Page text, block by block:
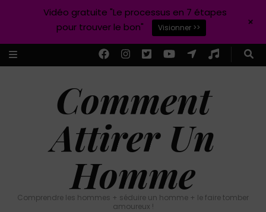
Comment
Attirer Un
Homme
Comprendre les hommes + séduire un homme + le faire tomber
amoureux !
Vidéo gratuite "Le processus en 7 étapes
pour trouver le bon"
Visionner >> +